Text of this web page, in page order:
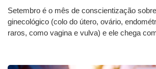
Setembro é o mês de conscientização
ginecológico (colo do útero, ovário,
raros, como vagina e vulva) e ele chega